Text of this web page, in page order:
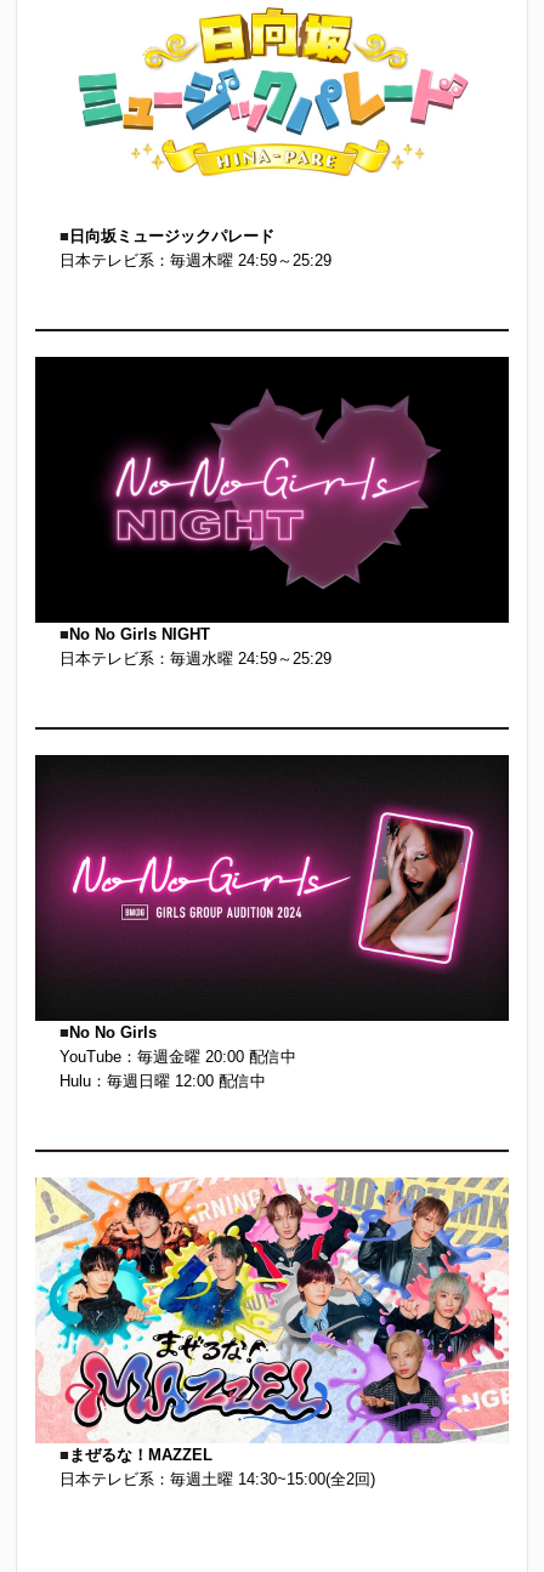
■ 日向坂ミュージックパレード
日本テレビ系：毎週木曜 24:59～25:29
■ No No Girls NIGHT
日本テレビ系：毎週水曜 24:59～25:29
■No No Girls
YouTube：毎週金曜 20:00 配信中
Hulu：毎週日曜 12:00 配信中
■ まぜるな！MAZZEL
日本テレビ系：毎週土曜 14:30~15:00(全2回)